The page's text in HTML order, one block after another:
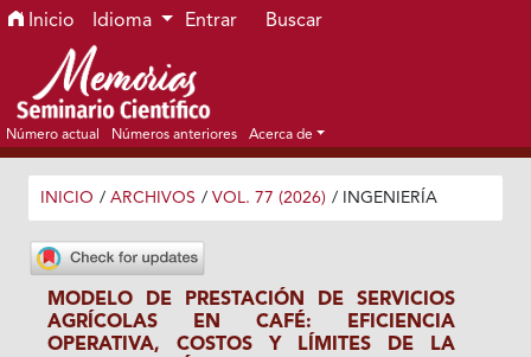
Ir al menú de navegación principal
Ir al contenido principal
Ir al pie de página del sitio
Inicio Idioma Entrar Buscar
Número actual Números anteriores Acerca de
INICIO / ARCHIVOS / VOL. 77 (2026) / INGENIERÍA
MODELO DE PRESTACIÓN DE SERVICIOS
AGRÍCOLAS EN CAFÉ: EFICIENCIA
OPERATIVA, COSTOS Y LÍMITES DE LA